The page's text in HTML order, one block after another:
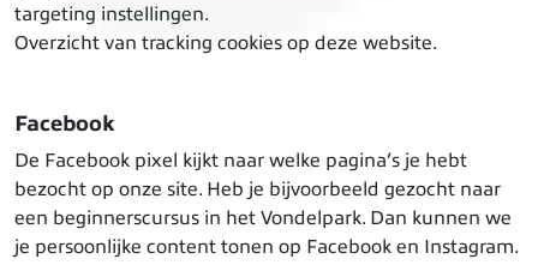
targeting instellingen.
Overzicht van tracking cookies op deze website.
Facebook
De Facebook pixel kijkt naar welke pagina’s je hebt
bezocht op onze site. Heb je bijvoorbeeld gezocht naar
een beginnerscursus in het Vondelpark. Dan kunnen we
je persoonlijke content tonen op Facebook en Instagram.